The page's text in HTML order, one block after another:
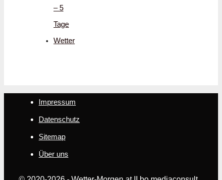
– 5
Tage
Wetter
Impressum
Datenschutz
Sitemap
Über uns